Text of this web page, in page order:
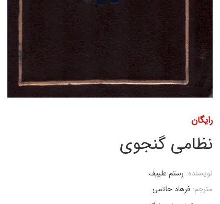
رایگان
نظامی گنجوی
نویسنده: رستم علییف
مترجم: فرهاد حاتمی